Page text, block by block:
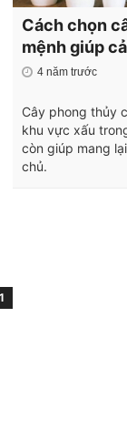
Cách chọn
mệnh giúp
4 năm trước
Cây phong thủy
khu vực xấu
còn giúp mang
chủ.
1